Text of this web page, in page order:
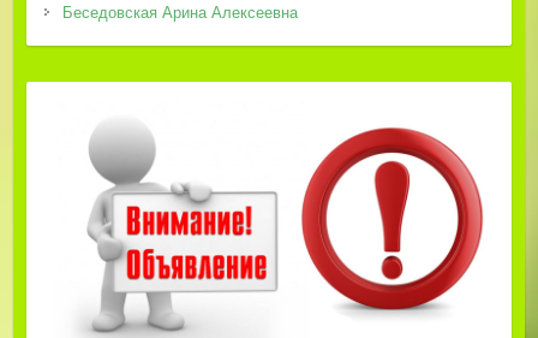
Беседовская Арина Алексеевна